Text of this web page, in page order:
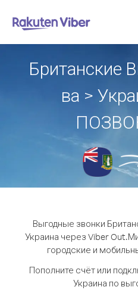
Британские
ва >
Выгодные звонки
Украина через Viber Out.
городские и
Пополните счёт или
Украина по